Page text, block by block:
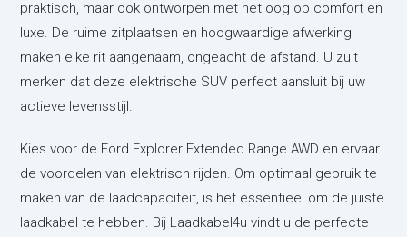
praktisch, maar ook ontworpen met het oog op comfort en
luxe. De ruime zitplaatsen en hoogwaardige afwerking
maken elke rit aangenaam, ongeacht de afstand. U zult
merken dat deze elektrische SUV perfect aansluit bij uw
actieve levensstijl.
Kies voor de Ford Explorer Extended Range AWD en ervaar
de voordelen van elektrisch rijden. Om optimaal gebruik te
maken van de laadcapaciteit, is het essentieel om de juiste
laadkabel te hebben. Bij Laadkabel4u vindt u de perfecte